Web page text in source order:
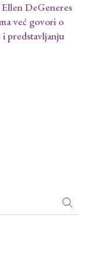
DeGeneres
već govori o
i predstavljanju